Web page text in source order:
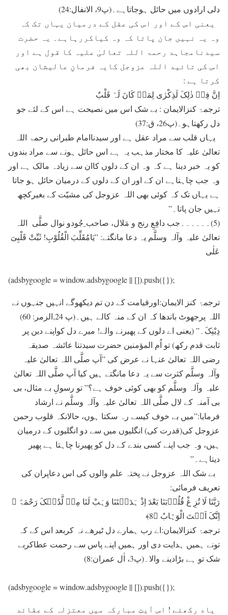
دلی ارادوں میں حائل ہوجاتاہے۔(پ9، الانفال:24)
یعنی اس کے اور اس کی عقل کے درمیان یہاں تک کہ
وہ یہ نہیں جان پاتا کہ وہ کیاکررہاہے۔ یہ حضرت
سیدنامجاہد رحمۃ اللہ تعالیٰ علیہ کا قول ہے اور
اس کی تائید اللہ عزوجل کایہ فرمانِ عالیشان بھی
کرتا ہے :
اِنَّ فِیۡ ذٰلِکَ لَذِکْرٰی لِمَنۡ کَانَ لَہٗ قَلْبٌ
ترجمۂ کنزالایمان : بے شک اس میں نصیحت ہے اس کے لئے جو
دل رکھتاہو۔(پ26، ق:37)
یہاں قلب سے مراد عقل ہے اور سیدناامام طبرانی رحمۃ اللہ
تعالیٰ علیہ کا مختار مذہب یہ ہے اس حائل ہونے سے مراد بندوں
کو یہ خبر دینا ہے کہ وہ ان کے دلوں کاان سے زیادہ مالک ہے اور
وہ جب چاہتاہے ان کے اور ان کے دلوں کے درمیان حائل ہو جاتا
ہے یہاں تک کہ کوئی بھی اللہ عزوجل کی مشیّت کے بغیرکچھ
نہیں جان پاتا۔”
(5)۔۔۔۔۔۔جب دافِعِ رنج و مَلال، صاحب ِجُودو نوال صلَّی اللہ
تعالیٰ علیہ وآلہ وسلَّم یہ دعا مانگتے: ”یَامُقَلِّبَ الْقُلُوْبِ! ثَبِّتْ قَلْبِیَ
عَلٰی
(adsbygoogle = window.adsbygoogle || []).push({});
ترجمۂ کنز الایمان:اورقیامت کے دن تم دیکھوگے انہیں جنہوں نے
اللہ پرجھوٹ باندھا کہ ان کے منہ کالے ہیں۔(پ 24,الزمر: 60)
دِیْنِکَ۔” (یعنی اے دلوں کے پھیرنے والے! میرے دل کواپنے دین پر
ثابت قدم رکھ) تو اُم المؤمنین حضرت سیدتنا عائشہ صدیقہ
رضی اللہ تعالیٰ عنہا نے عرض کی ”آپ صلَّی اللہ تعالیٰ علیہ
وآلہ وسلَّم کثرت سے یہ دعا مانگتے ہیں کیا آپ صلَّی اللہ تعالیٰ
علیہ وآلہ وسلَّم کو بھی کوئی خوف ہے؟” تو رسولِ بے مثال، بی
بی آمنہ کے لال صلَّی اللہ تعالیٰ علیہ وآلہ وسلَّم نے ارشاد
فرمایا:”میں بے خوف کیسے رہ سکتا ہوں، حالانکہ قلوب رحمن
عزوجل کی(قدرت کی) انگلیوں میں سے دو انگلیوں کے درمیان
ہیں، وہ جب اپنے کسی بندے کے دل کو پھیرنا چاہتا ہے پھیر
دیتاہے۔”
بے شک اللہ عزوجل نے پختہ علم والوں کی اس دعاپران کی
تعریف فرمائی:
رَبَّنَا لَا تُزِ غْ قُلُوۡبَنَا بَعْدَ اِذْ ہَدَیۡتَنَا وَہَبْ لَنَا مِنۡ لَّدُنۡکَ رَحْمَۃً ۚ
اِنَّکَ اَنۡتَ الْوَہَّابُ ﴿8﴾
ترجمۂ کنزالایمان:اے رب ہمارے دل ٹیرھے نہ کربعد اس کے کہ
تونے ہمیں ہدایت دی اور ہمیں اپنے پاس سے رحمت عطاکربے
شک تو ہے بڑادینے والا۔(پ3، اٰل عمران:8)
(adsbygoogle = window.adsbygoogle || []).push({});
یاد رکھئے ! اس آیتِ مبارکہ میں معتزلہ کے عقائد